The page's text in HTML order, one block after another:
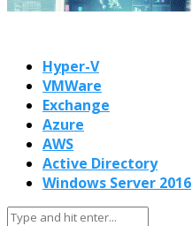
Hyper-V
VMWare
Exchange
Azure
AWS
Active Directory
Windows Server 2016